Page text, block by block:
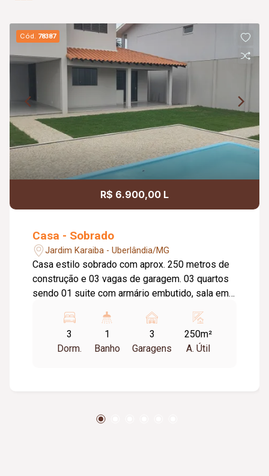
Cód. 78387
R$ 6.900,00 L
Casa - Sobrado
Jardim Karaiba - Uberlândia/MG
Casa estilo sobrado com aprox. 250 metros de
construção e 03 vagas de garagem. 03 quartos
sendo 01 suite com armário embutido, sala em
com box blindex, ducha, piscina, jardim, portão e
porteiro eletrônico.
3
Dorm.
1
Banho
3
Garagens
250m²
A. Útil